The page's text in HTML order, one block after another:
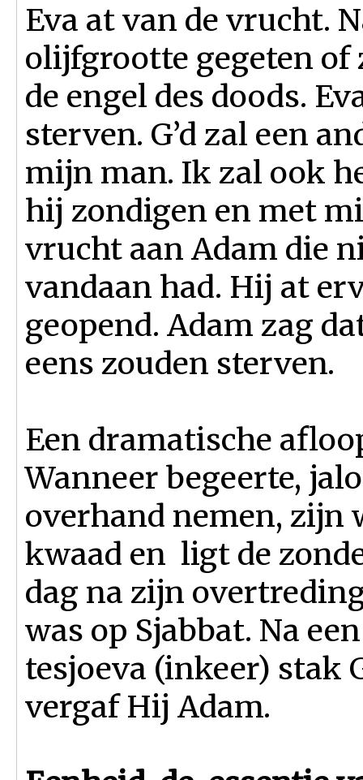
Eva at van de vrucht.
olijfgrootte gegeten of
de engel des doods.
sterven. G’d zal een
mijn man. Ik zal ook
hij zondigen en met
vrucht aan Adam die
vandaan had. Hij at
geopend. Adam zag
eens zouden sterven.
Een dramatische
Wanneer begeerte,
overhand nemen, zijn
kwaad en ligt de
dag na zijn
was op Sjabbat. Na
tesjoeva (inkeer) stak
vergaf Hij Adam.